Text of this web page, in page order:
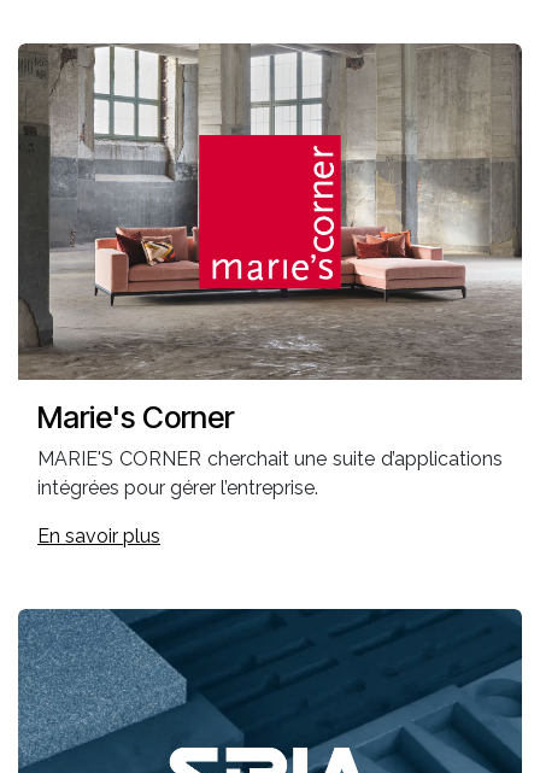
Marie's Corner
MARIE'S CORNER cherchait une suite d’applications
intégrées pour gérer l’entreprise.
En savoir plus